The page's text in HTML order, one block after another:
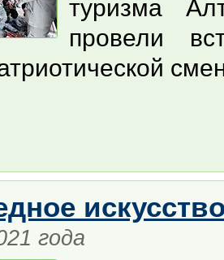
туризма
провели
года